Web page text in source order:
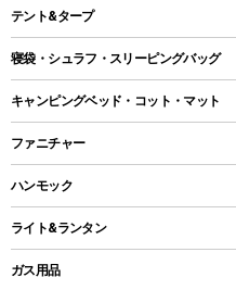
テント&タープ
テント
ツールームテント
ワンポールテント
シェルターテント
ロッジ型・オリジナルテント
寝袋・シュラフ・スリーピングバッグ
レクタングラー型（封筒型）シュラフ
インナーシュラフ
キャンピングベッド・コット・マット
キャンピングベッド・コット
インフレータブルマット
ファニチャー
アウトドアテーブル
レジャーシート
ハンモック
ライト&ランタン
LEDランタン
ガス用品